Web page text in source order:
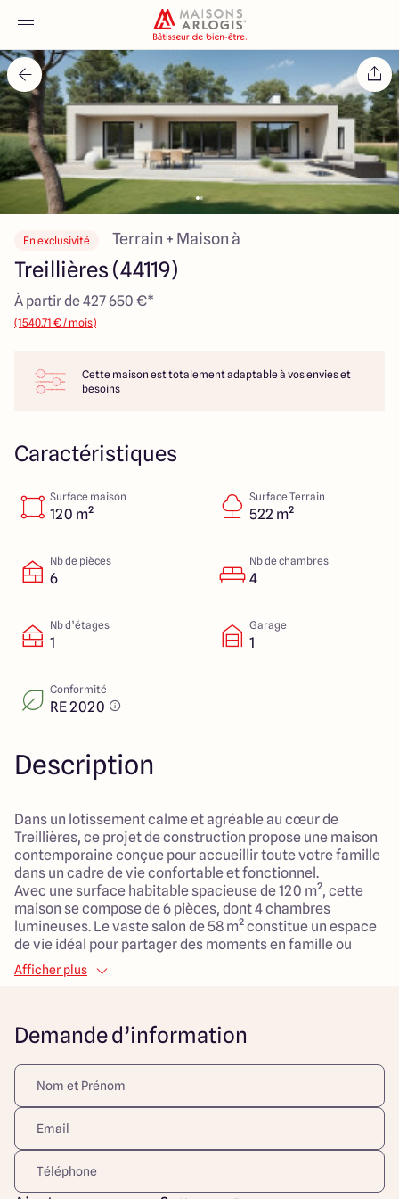
Accueil
Nos maisons
Nos annonces
Votre projet
Qui sommes-nous
Maisons ARLOGIS Nantes
4.7 4.7
En exclusivité Terrain + Maison à
Treillières (44119)
À partir de 427 650 €*
(1540.71 € / mois)
Cette maison est totalement adaptable à vos envies et
besoins
Caractéristiques
Surface maison
120 m²
Surface Terrain
522 m²
Nb de pièces
6
Nb de chambres
4
Nb d’étages
1
Garage
1
Conformité
RE 2020
Description
Dans un lotissement calme et agréable au cœur de
Treillières, ce projet de construction propose une maison
contemporaine conçue pour accueillir toute votre famille
dans un cadre de vie confortable et fonctionnel.
Avec une surface habitable spacieuse de 120 m², cette
maison se compose de 6 pièces, dont 4 chambres
lumineuses. Le vaste salon de 58 m² constitue un espace
de vie idéal pour partager des moments en famille ou
entre amis, tandis que le garage attenant facilite votre
quotidien.
viabilisé et bénéficie d'une bonne exposition,
journée.
Situé en milieu urbain, vous profiterez de la proximité des
commerces, des écoles et des parcs, offrant ainsi un
environnement idéal pour vos enfants.
Ce lieu de vie promet de devenir le foyer rêvé, répondez
aux besoins de votre famille tout en créant de précieux
souvenirs. Ne manquez pas cette opportunité de
Afficher plus
Demande d’information